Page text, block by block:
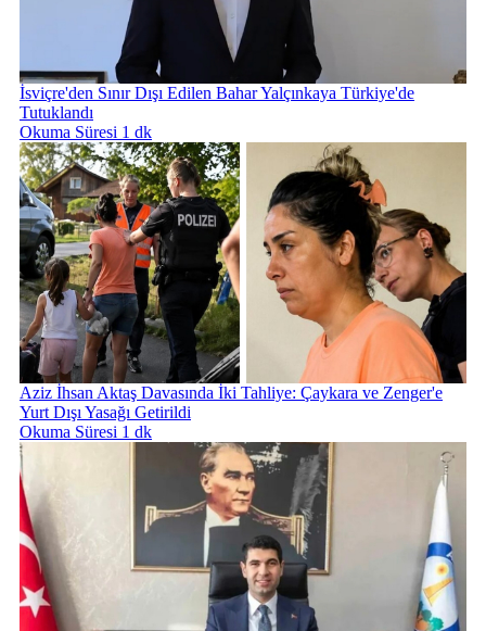
İsviçre'den Sınır Dışı Edilen Bahar Yalçınkaya Türkiye'de
Tutuklandı
Okuma Süresi 1 dk
Aziz İhsan Aktaş Davasında İki Tahliye: Çaykara ve Zenger'e
Yurt Dışı Yasağı Getirildi
Okuma Süresi 1 dk